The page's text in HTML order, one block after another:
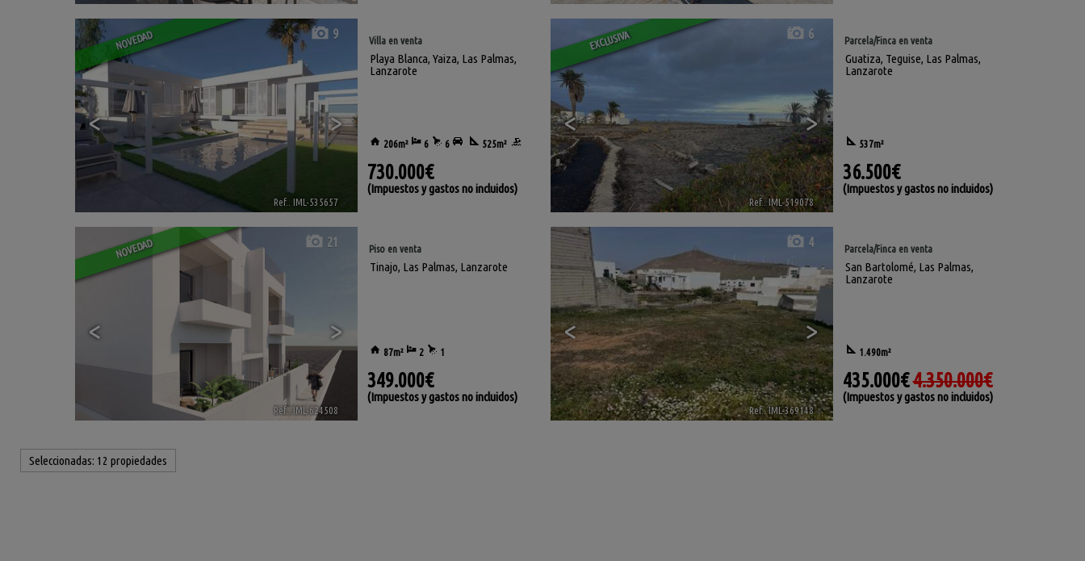
NOVEDAD
< >
9
Ref.. IML-535657
Playa Blanca, Yaiza, Las Palmas,
Lanzarote
Villa en venta
206m² 6 6 525m²
730.000€
(Impuestos y gastos no incluidos)
EXCLUSIVA
< >
6
Ref.. IML-519078 🔗
Guatiza, Teguise, Las Palmas,
Lanzarote
Parcela/Finca en venta
537m²
36.500€
(Impuestos y gastos no incluidos)
NOVEDAD
< >
21
Ref.. IML-624508
Tinajo, Las Palmas, Lanzarote
Piso en venta
87m² 2 1
349.000€
(Impuestos y gastos no incluidos)
< >
4
Ref.. IML-369148 🔗
San Bartolomé, Las Palmas,
Lanzarote
Parcela/Finca en venta
1.490m²
435.000€4.350.000€
(Impuestos y gastos no incluidos)
Seleccionadas: 12 propiedades